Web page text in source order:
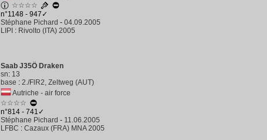
☆☆☆☆
n°1148 - 947✓
Stéphane Pichard - 04.09.2005
LIPI : Rivolto (ITA) 2005
Saab J35Ö Draken
sn: 13
base : 2./FlR2, Zeltweg (AUT)
Autriche - air force
☆☆☆☆
n°814 - 741✓
Stéphane Pichard - 11.06.2005
LFBC : Cazaux (FRA) MNA 2005